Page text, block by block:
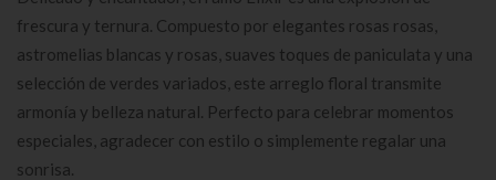
frescura y ternura. Compuesto por elegantes rosas rosas,
astromelias blancas y rosas, suaves toques de paniculata y una
selección de verdes variados, este arreglo floral transmite
armonía y belleza natural. Perfecto para celebrar momentos
especiales, agradecer con estilo o simplemente regalar una
sonrisa.